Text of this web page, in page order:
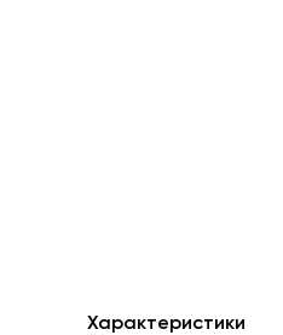
Характеристики